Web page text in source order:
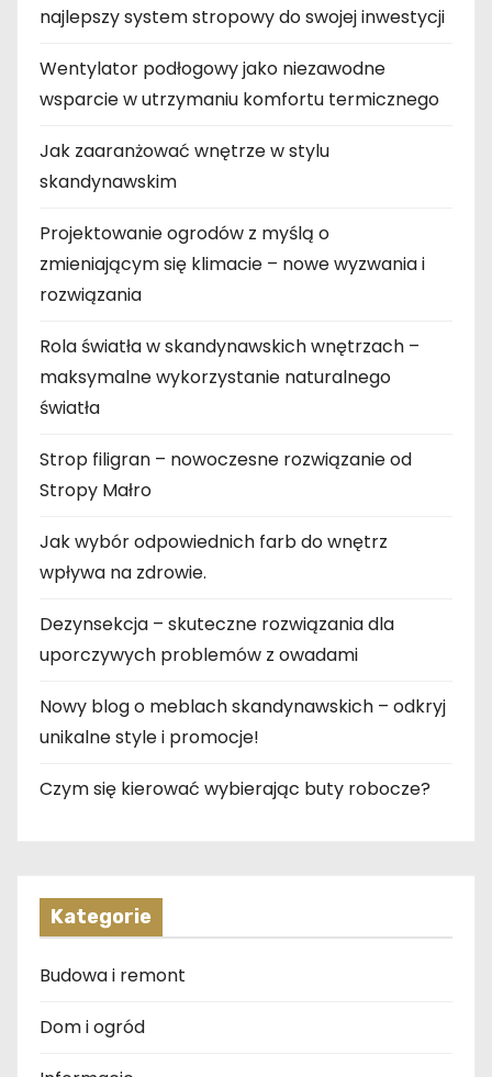
najlepszy system stropowy do swojej inwestycji
Wentylator podłogowy jako niezawodne
wsparcie w utrzymaniu komfortu termicznego
Jak zaaranżować wnętrze w stylu
skandynawskim
Projektowanie ogrodów z myślą o
zmieniającym się klimacie – nowe wyzwania i
rozwiązania
Rola światła w skandynawskich wnętrzach –
maksymalne wykorzystanie naturalnego
światła
Strop filigran – nowoczesne rozwiązanie od
Stropy Małro
Jak wybór odpowiednich farb do wnętrz
wpływa na zdrowie.
Dezynsekcja – skuteczne rozwiązania dla
uporczywych problemów z owadami
Nowy blog o meblach skandynawskich – odkryj
unikalne style i promocje!
Czym się kierować wybierając buty robocze?
Kategorie
Budowa i remont
Dom i ogród